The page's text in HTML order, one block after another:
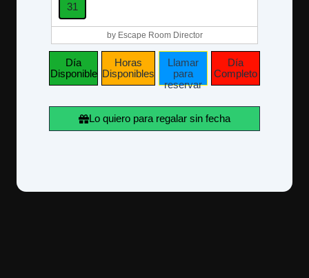
31
by Escape Room Director
Día
Disponible
Horas
Disponibles
Llamar
para
reservar
Día
Completo
Lo quiero para regalar sin fecha